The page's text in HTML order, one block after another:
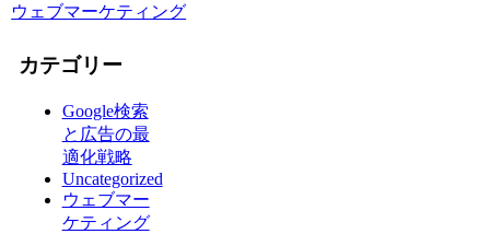
ウェブマーケティング
カテゴリー
Google検索
と広告の最
適化戦略
Uncategorized
ウェブマー
ケティング